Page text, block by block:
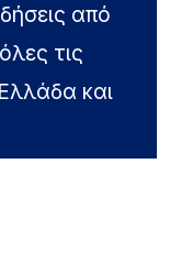
από
τις
και